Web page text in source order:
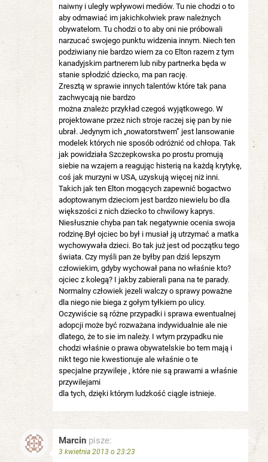
naiwny i uległy wpływowi mediów. Tu nie chodzi o to
aby odmawiać im jakichkolwiek praw należnych
obywatelom. Tu chodzi o to aby oni nie próbowali
narzucać swojego punktu widzenia innym. Niech ten
podziwiany nie bardzo wiem za co Elton razem z tym
kanadyjskim partnerem lub niby partnerka będa w
stanie spłodzić dziecko, ma pan rację.
Zresztą w sprawie innych talentów które tak pana
zachwycają nie bardzo
można znależc przykład czegoś wyjątkowego. W
projektowane przez nich stroje raczej się pan by nie
ubrał. Jedynym ich „nowatorstwem” jest lansowanie
modelek których nie sposób odróżnić od chłopa. Tak
jak powidziała Szczepkowska po prostu promują
siebie na wzajem a reagując histerią na każdą krytykę,
coś jak murzyni w USA, uzyskują więcej niż inni.
Takich jak ten Elton mogących zapewnić bogactwo
adoptowanym dzieciom jest bardzo niewielu bo dla
większości z nich dziecko to chwilowy kaprys.
Niesłusznie chyba pan tak negatywnie ocenia swoja
rodzinę.Był ojciec bo był i musiał ją utrzymać a matka
wychowywała dzieci. Bo tak już jest od początku tego
świata. Czy myśli pan że byłby pan dziś lepszym
człowiekim, gdyby wychował pana no właśnie kto?
ojciec z kolegą? I jakby zabierali pana na te parady.
Normalny człowiek jezeli walczy o sprawy poważne
dla niego nie biega z gołym tyłkiem po ulicy.
Oczywiście są różne przypadki i sprawa ewentualnej
adopcji może być rozważana indywidualnie ale nie
dlatego, że to sie im należy. I wtym przypadku nie
chodzi właśnie o prawa obywatelskie bo tem mają i
nikt tego nie kwestionuje ale właśnie o te
specjalne przywileje , które nie są prawami a właśnie
przywilejami
dla tych, dzięki którym ludzkość ciągle istnieje.
Marcin pisze:
3 kwietnia 2013 o 23:23